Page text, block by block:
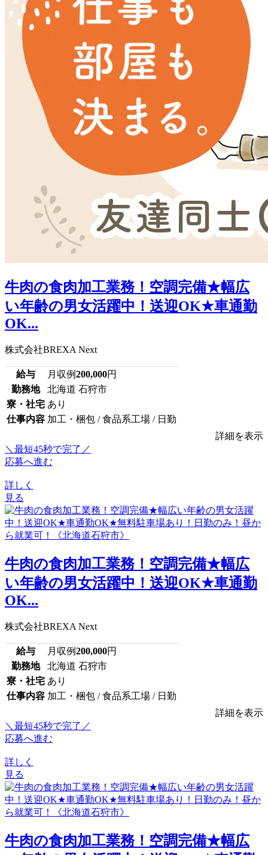
牛肉の食肉加工業務！空調完備★幅広
い年齢の男女活躍中！送迎OK★車通勤
OK...
株式会社BREXA Next
給与 月収例200,000円
勤務地
北海道 石狩市
寮・社宅 あり
仕事内容 加工・梱包 / 食品系工場 / 日勤
詳細を表示
＼最短45秒で完了／
応募へ進む
詳しく
見る
牛肉の食肉加工業務！空調完備★幅広
い年齢の男女活躍中！送迎OK★車通勤
OK...
株式会社BREXA Next
給与 月収例200,000円
勤務地
北海道 石狩市
寮・社宅 あり
仕事内容 加工・梱包 / 食品系工場 / 日勤
詳細を表示
＼最短45秒で完了／
応募へ進む
詳しく
見る
牛肉の食肉加工業務！空調完備★幅広